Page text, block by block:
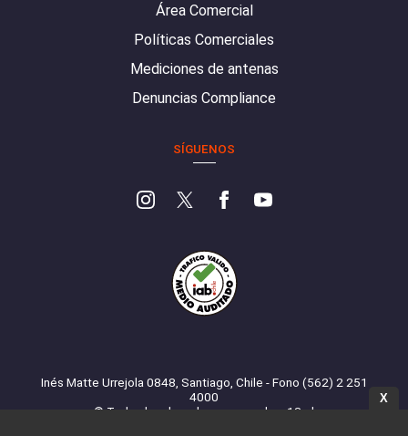
Área Comercial
Políticas Comerciales
Mediciones de antenas
Denuncias Compliance
SÍGUENOS
Inés Matte Urrejola 0848, Santiago, Chile - Fono (562) 2 251
4000
© Todos los derechos reservados. 13.cl
X